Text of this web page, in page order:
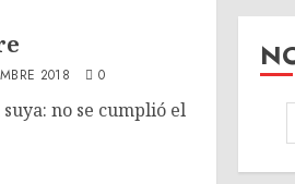
2018 0
no se cumplió el